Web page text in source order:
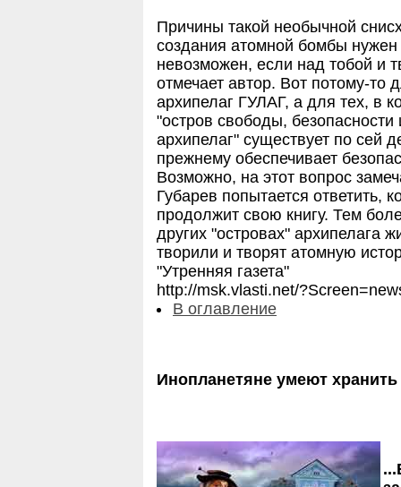
Причины такой необычной
создания атомной бомбы
невозможен, если над тобой и
отмечает автор. Вот потому-то
архипелаг ГУЛАГ, а для тех, в
"остров свободы,
архипелаг" существует по сей
прежнему обеспечивает
Возможно, на этот вопрос
Губарев попытается ответить,
продолжит свою книгу. Тем
других "островах" архипелага
творили и творят атомную
"Утренняя газета"
http://msk.vlasti.net/
В оглавление
Инопланетяне умеют